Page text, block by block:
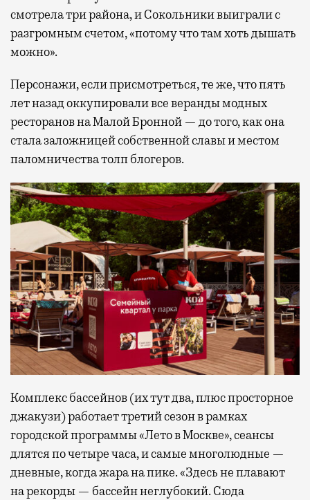
смотрела три района, и Сокольники выиграли с
разгромным счетом, «потому что там хоть дышать
можно».
Персонажи, если присмотреться, те же, что пять
лет назад оккупировали все веранды модных
ресторанов на Малой Бронной — до того, как она
стала заложницей собственной славы и местом
паломничества толп блогеров.
Комплекс бассейнов (их тут два, плюс просторное
джакузи) работает третий сезон в рамках
городской программы «Лето в Москве», сеансы
длятся по четыре часа, и самые многолюдные —
дневные, когда жара на пике. «Здесь не плавают
на рекорды — бассейн неглубокий. Сюда